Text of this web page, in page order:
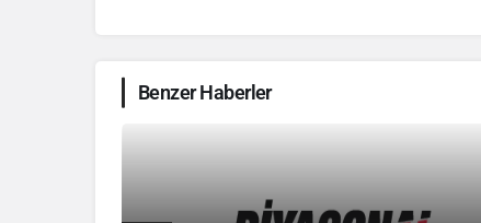
Benzer Haberler